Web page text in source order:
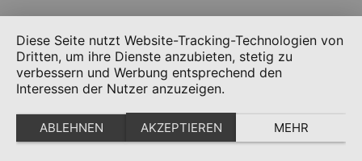
Diese Seite nutzt Website-Tracking-Technologien von
Dritten, um ihre Dienste anzubieten, stetig zu
verbessern und Werbung entsprechend den
Interessen der Nutzer anzuzeigen.
ABLEHNEN AKZEPTIEREN MEHR